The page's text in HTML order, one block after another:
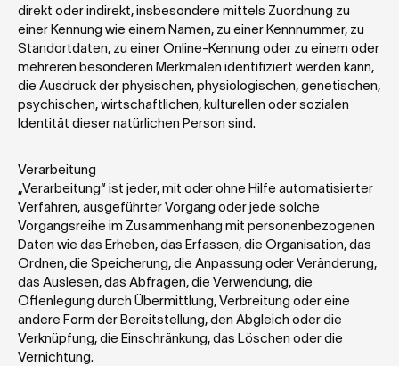
direkt oder indirekt, insbesondere mittels Zuordnung zu
einer Kennung wie einem Namen, zu einer Kennnummer, zu
Standortdaten, zu einer Online-Kennung oder zu einem oder
mehreren besonderen Merkmalen identifiziert werden kann,
die Ausdruck der physischen, physiologischen, genetischen,
psychischen, wirtschaftlichen, kulturellen oder sozialen
Identität dieser natürlichen Person sind.
Verarbeitung
„Verarbeitung“ ist jeder, mit oder ohne Hilfe automatisierter
Verfahren, ausgeführter Vorgang oder jede solche
Vorgangsreihe im Zusammenhang mit personenbezogenen
Daten wie das Erheben, das Erfassen, die Organisation, das
Ordnen, die Speicherung, die Anpassung oder Veränderung,
das Auslesen, das Abfragen, die Verwendung, die
Offenlegung durch Übermittlung, Verbreitung oder eine
andere Form der Bereitstellung, den Abgleich oder die
Verknüpfung, die Einschränkung, das Löschen oder die
Vernichtung.